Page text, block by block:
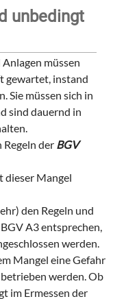
unbedingt
müssen
gewartet, instand
Sie müssen sich in
sind dauernd in
Regeln der BGV
dieser Mangel
den Regeln und
A3 entsprechen,
werden.
Mangel eine Gefahr
werden. Ob
im Ermessen der